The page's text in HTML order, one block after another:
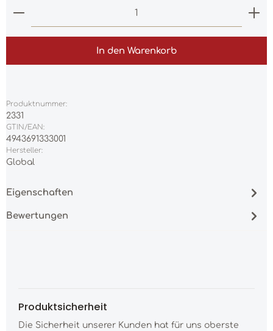
Produkt Anzahl: Gib den gewünschten Wert
In den Warenkorb
Produktnummer:
2331
GTIN/EAN:
4943691333001
Hersteller:
Global
Eigenschaften
Bewertungen
Produktsicherheit
Die Sicherheit unserer Kunden hat für uns oberste